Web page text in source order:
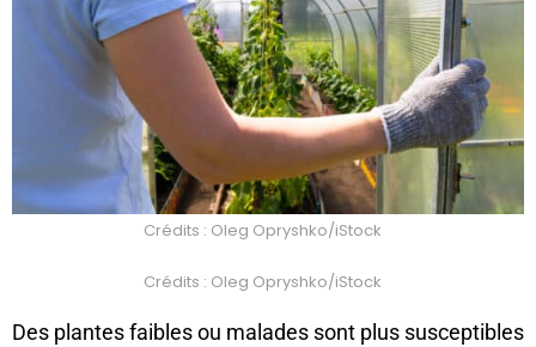
Crédits : Oleg Opryshko/iStock
Crédits : Oleg Opryshko/iStock
Des plantes faibles ou malades sont plus susceptibles